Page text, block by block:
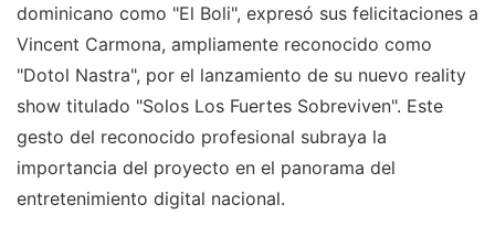
dominicano como "El Boli", expresó sus felicitaciones a
Vincent Carmona, ampliamente reconocido como
"Dotol Nastra", por el lanzamiento de su nuevo reality
show titulado "Solos Los Fuertes Sobreviven". Este
gesto del reconocido profesional subraya la
importancia del proyecto en el panorama del
entretenimiento digital nacional.